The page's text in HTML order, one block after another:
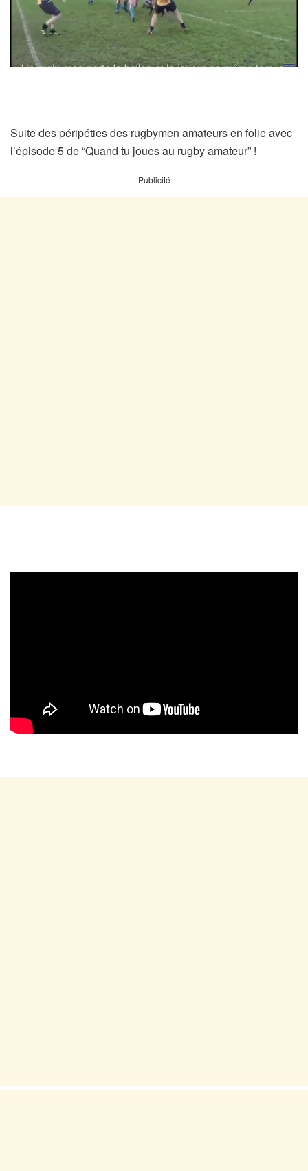
Suite des péripéties des rugbymen amateurs en folie avec
l’épisode 5 de “Quand tu joues au rugby amateur” !
Publicité